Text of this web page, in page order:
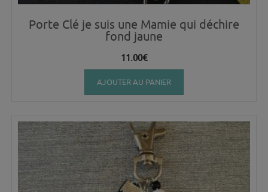
Porte Clé je suis une Mamie qui déchire
fond jaune
11.00€
AJOUTER AU PANIER